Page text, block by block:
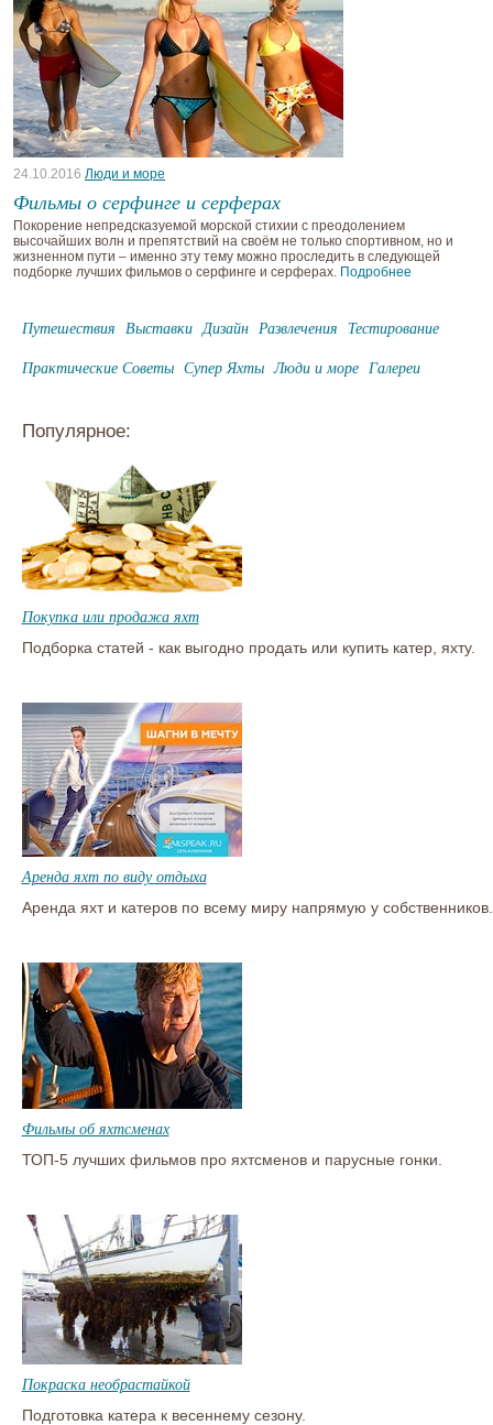
24.10.2016 Люди и море
Фильмы о серфинге и серферах
Покорение непредсказуемой морской стихии с преодолением
высочайших волн и препятствий на своём не только спортивном, но и
жизненном пути – именно эту тему можно проследить в следующей
подборке лучших фильмов о серфинге и серферах. Подробнее
Путешествия Выставки Дизайн Развлечения Тестирование
Практические Советы Супер Яхты Люди и море Галереи
Популярное:
Покупка или продажа яхт
Подборка статей - как выгодно продать или купить катер, яхту.
Аренда яхт по виду отдыха
Аренда яхт и катеров по всему миру напрямую у собственников.
Фильмы об яхтсменах
ТОП-5 лучших фильмов про яхтсменов и парусные гонки.
Покраска необрастайкой
Подготовка катера к весеннему сезону.